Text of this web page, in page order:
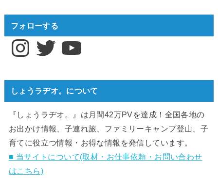
フォローする
InstagramTwitter YouTube
しょうラヂオ。について
『しょうラヂオ。』は月間42万PVを達成！全国各地の
お出かけ情報、子連れ旅、ファミリーキャンプ登山、子
育てに役立つ情報・お得な情報を発信しています。
■ 当サイトについて(取材・お仕事依頼・お問い合わせ
はこちら)